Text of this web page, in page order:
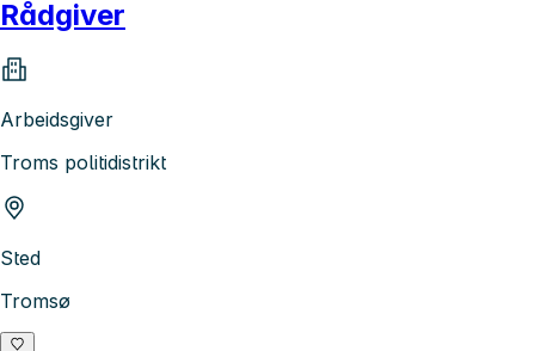
Rådgiver
Arbeidsgiver
Troms politidistrikt
Sted
Tromsø